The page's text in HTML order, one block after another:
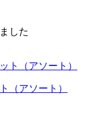
した
（アソート）